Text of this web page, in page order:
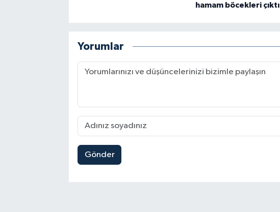
hamam böcekleri çıktı
Yorumlar
Gönder